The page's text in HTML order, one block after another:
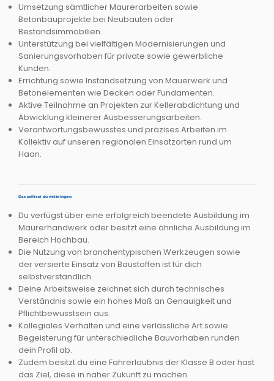
Umsetzung sämtlicher Maurerarbeiten sowie
Betonbauprojekte bei Neubauten oder
Bestandsimmobilien.
Unterstützung bei vielfältigen Modernisierungen und
Sanierungsvorhaben für private sowie gewerbliche
Kunden.
Errichtung sowie Instandsetzung von Mauerwerk und
Betonelementen wie Decken oder Fundamenten.
Aktive Teilnahme an Projekten zur Kellerabdichtung und
Abwicklung kleinerer Ausbesserungsarbeiten.
Verantwortungsbewusstes und präzises Arbeiten im
Kollektiv auf unseren regionalen Einsatzorten rund um
Haan.
Das solltest du mitbringen:
Du verfügst über eine erfolgreich beendete Ausbildung im
Maurerhandwerk oder besitzt eine ähnliche Ausbildung im
Bereich Hochbau.
Die Nutzung von branchentypischen Werkzeugen sowie
der versierte Einsatz von Baustoffen ist für dich
selbstverständlich.
Deine Arbeitsweise zeichnet sich durch technisches
Verständnis sowie ein hohes Maß an Genauigkeit und
Pflichtbewusstsein aus.
Kollegiales Verhalten und eine verlässliche Art sowie
Begeisterung für unterschiedliche Bauvorhaben runden
dein Profil ab.
Zudem besitzt du eine Fahrerlaubnis der Klasse B oder hast
das Ziel, diese in naher Zukunft zu machen.